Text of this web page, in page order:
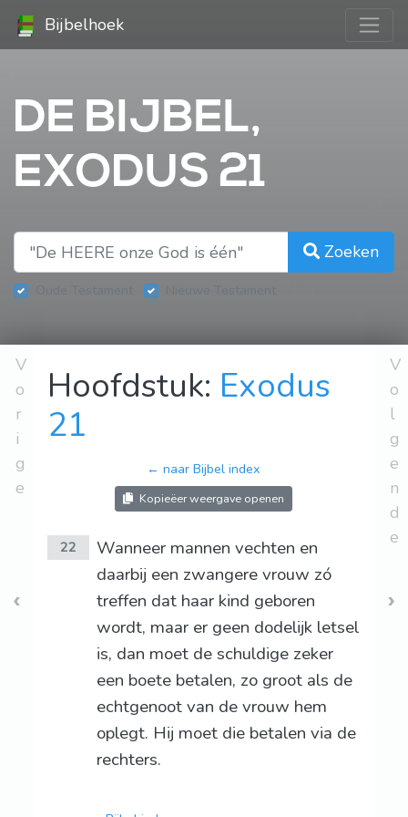
Bijbelhoek
DE BIJBEL,
EXODUS 21
Zoeken
V
o
r
i
g
e
Hoofdstuk: Exodus
21
← naar Bijbel index
Kopieëer weergave openen
22
Wanneer mannen vechten en
daarbij een zwangere vrouw zó
treffen dat haar kind geboren
wordt, maar er geen dodelijk letsel
is, dan moet de schuldige zeker
een boete betalen, zo groot als de
echtgenoot van de vrouw hem
oplegt. Hij moet die betalen via de
rechters.
V
o
l
g
e
n
d
e